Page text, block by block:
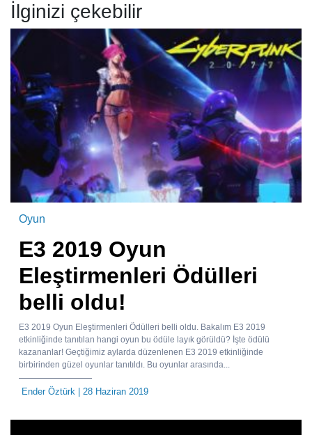
İlginizi çekebilir
Oyun
E3 2019 Oyun
Eleştirmenleri Ödülleri
belli oldu!
E3 2019 Oyun Eleştirmenleri Ödülleri belli oldu. Bakalım E3 2019
etkinliğinde tanıtılan hangi oyun bu ödüle layık görüldü? İşte ödülü
kazananlar! Geçtiğimiz aylarda düzenlenen E3 2019 etkinliğinde
birbirinden güzel oyunlar tanıtıldı. Bu oyunlar arasında...
Ender Öztürk | 28 Haziran 2019